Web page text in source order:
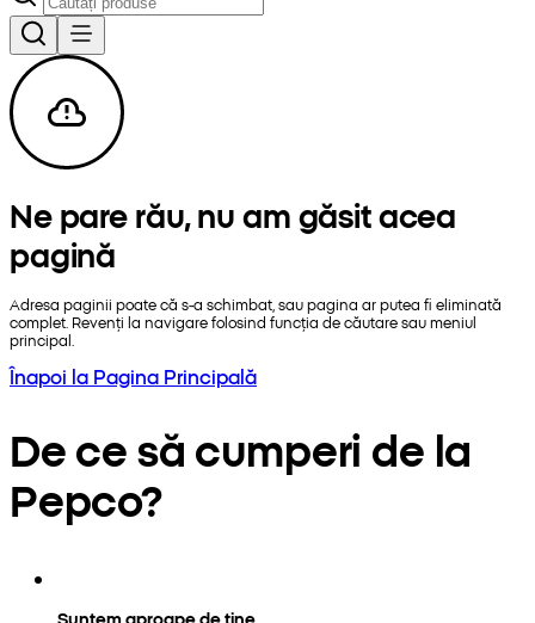
Ne pare rău, nu am găsit acea
pagină
Adresa paginii poate că s-a schimbat, sau pagina ar putea fi eliminată
complet. Revenți la navigare folosind funcția de căutare sau meniul
principal.
Înapoi la Pagina Principală
De ce să cumperi de la
Pepco?
Suntem aproape de tine